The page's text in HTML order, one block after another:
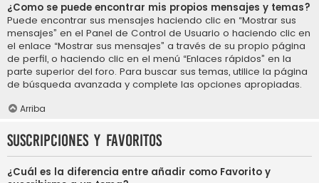
¿Como se puede encontrar mis propios mensajes y temas?
Puede encontrar sus mensajes haciendo clic en “Mostrar sus
mensajes” en el Panel de Control de Usuario o haciendo clic en
el enlace “Mostrar sus mensajes” a través de su propio página
de perfil, o haciendo clic en el menú “Enlaces rápidos” en la
parte superior del foro. Para buscar sus temas, utilice la página
de búsqueda avanzada y complete las opciones apropiadas.
Arriba
Suscripciones y Favoritos
¿Cuál es la diferencia entre añadir como Favorito y